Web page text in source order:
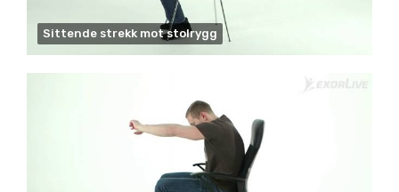
Sittende strekk mot stolrygg